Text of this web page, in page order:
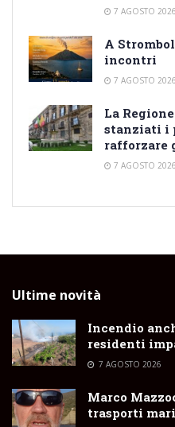
7 AGOSTO 2026
A
incontri
7 AGOSTO 2026
La
stanziati i
rafforzare
7 AGOSTO 2026
Ultime novità
Incendio
residenti
7 AGOSTO 2026
Marco
trasporti